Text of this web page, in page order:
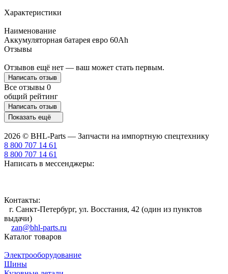
Характеристики
Наименование
Аккумуляторная батарея евро 60Ah
Отзывы
Отзывов ещё нет — ваш может стать первым.
Написать отзыв
Все отзывы 0
общий рейтинг
Написать отзыв
Показать ещё
2026 © BHL-Parts — Запчасти на импортную спецтехнику
8 800 707 14 61
8 800 707 14 61
Написать в мессенджеры:
Контакты:
г. Санкт-Петербург, ул. Восстания, 42 (один из пунктов
выдачи)
zan@bhl-parts.ru
Каталог товаров
Электрооборудование
Шины